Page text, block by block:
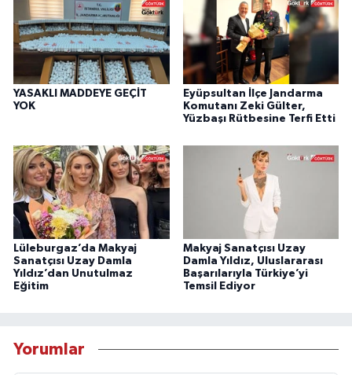
YASAKLI MADDEYE GEÇİT
YOK
Eyüpsultan İlçe Jandarma
Komutanı Zeki Gülter,
Yüzbaşı Rütbesine Terfi Etti
Lüleburgaz’da Makyaj
Sanatçısı Uzay Damla
Yıldız’dan Unutulmaz
Eğitim
Makyaj Sanatçısı Uzay
Damla Yıldız, Uluslararası
Başarılarıyla Türkiye’yi
Temsil Ediyor
Yorumlar